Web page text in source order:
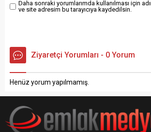
Daha sonraki yorumlarımda kullanılması için
ve site adresim bu tarayıcıya kaydedilsin.
Ziyaretçi Yorumları - 0 Yorum
Henüz yorum yapılmamış.